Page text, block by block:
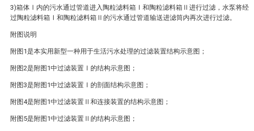
3)箱体Ⅰ内的污水通过管道进入陶粒滤料箱Ⅰ和陶粒滤料箱Ⅱ进行过滤，水泵将经
过陶粒滤料箱Ⅰ和陶粒滤料箱Ⅱ的污水通过管道输送进滤筒内再次进行过滤。
附图说明
附图1是本实用新型一种用于生活污水处理的过滤装置结构示意图；
附图2是附图1中过滤装置Ⅰ的结构示意图；
附图3是附图1中过滤装置Ⅰ的剖面结构示意图；
附图4是附图1中过滤装置Ⅱ和连接装置的结构示意图；
附图5是附图1中过滤装置Ⅱ的结构示意图；